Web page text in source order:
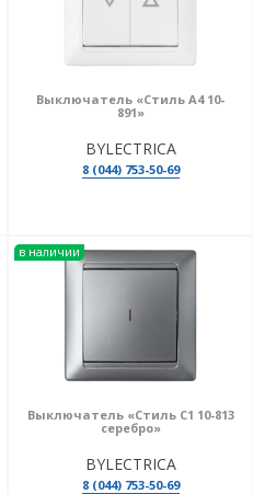
Выключатель «Стиль А4 10-
891»
BYLECTRICA
8 (044) 753-50-69
в наличии
Выключатель «Стиль С1 10-813
серебро»
BYLECTRICA
8 (044) 753-50-69